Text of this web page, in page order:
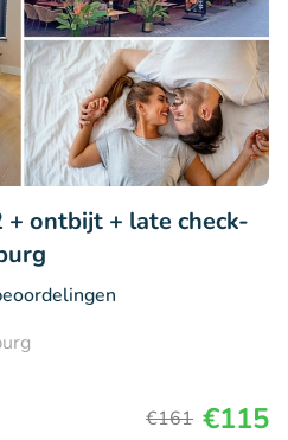
ontbijt + late check-
€161 €115